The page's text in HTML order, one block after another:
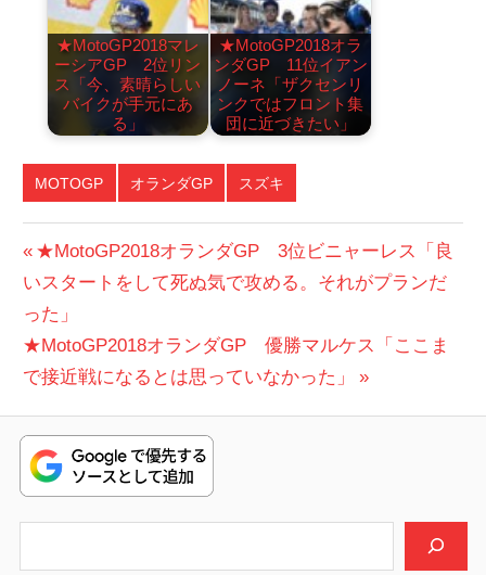
★MotoGP2018マレ
ーシアGP 2位リン
ス「今、素晴らしい
バイクが手元にあ
る」
★MotoGP2018オラ
ンダGP 11位イアン
ノーネ「ザクセンリ
ンクではフロント集
団に近づきたい」
MOTOGP オランダGP スズキ
投
稿
ナ
ビ
ゲ
ー
前
の
投
稿:
★MotoGP2018オランダGP 3位ビニャーレス「良
いスタートをして死ぬ気で攻める。それがプランだ
った」
次
の
稿:
★MotoGP2018オランダGP 優勝マルケス「ここま
で接近戦になるとは思っていなかった」